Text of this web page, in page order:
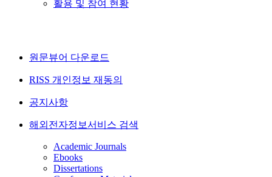
활용 및 참여 현황
원문뷰어 다운로드
RISS 개인정보 재동의
공지사항
해외전자정보서비스 검색
Academic Journals
Ebooks
Dissertations